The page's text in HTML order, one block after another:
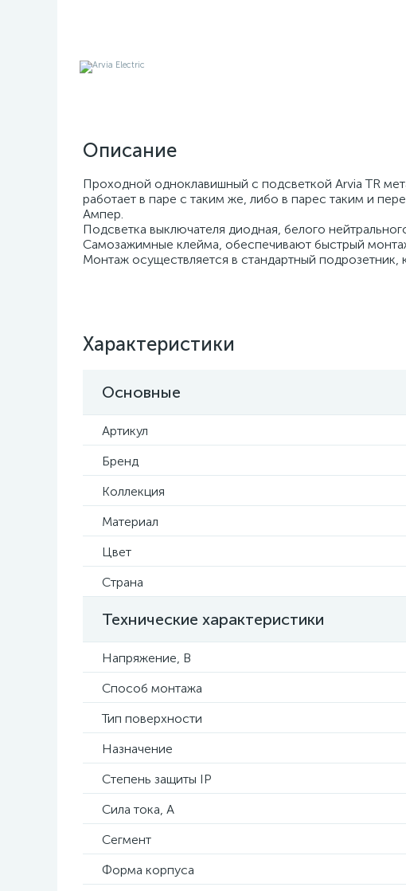
Описание
Проходной одноклавишный с подсветкой Arvia TR
работает в паре с таким же, либо в парес таким и
Ампер.
Подсветка выключателя диодная, белого
Самозажимные клейма, обеспечивают быстрый
Монтаж осуществляется в стандартный подрозетник,
Характеристики
Основные
Артикул
Бренд
Коллекция
Материал
Цвет
Страна
Технические характеристики
Напряжение, В
Способ монтажа
Тип поверхности
Назначение
Степень защиты IP
Сила тока, А
Сегмент
Форма корпуса